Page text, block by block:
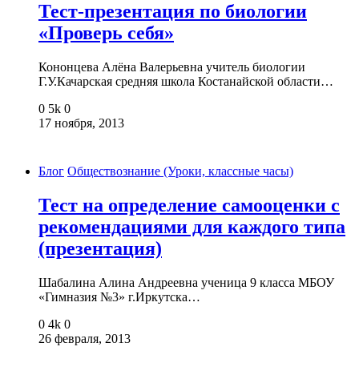
Тест-презентация по биологии
«Проверь себя»
Кононцева Алёна Валерьевна учитель биологии
Г.У.Качарская средняя школа Костанайской области…
0 5k 0
17 ноября, 2013
Блог Обществознание (Уроки, классные часы)
Тест на определение самооценки с
рекомендациями для каждого типа
(презентация)
Шабалина Алина Андреевна ученица 9 класса МБОУ
«Гимназия №3» г.Иркутска…
0 4k 0
26 февраля, 2013